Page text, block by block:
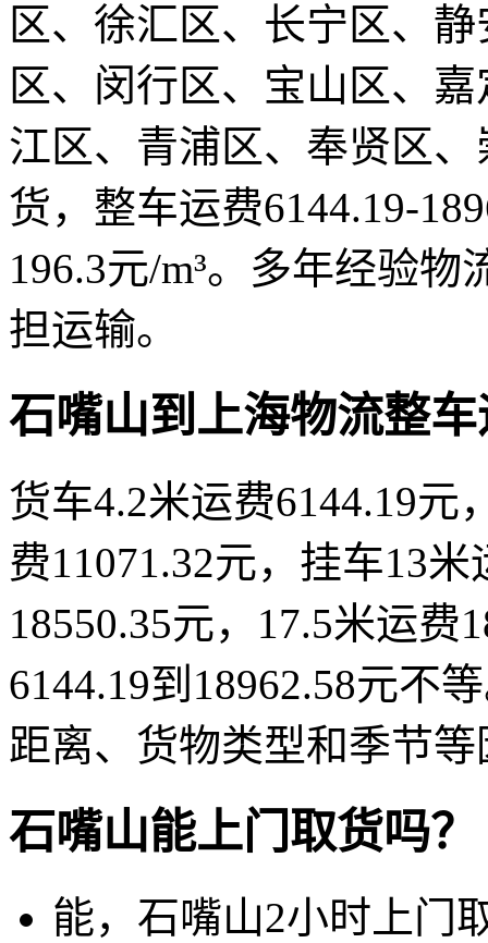
区、徐汇区、长宁区、
区、闵行区、宝山区、
江区、青浦区、奉贤区
货，整车运费6144.19-
196.3元/m³。多年经验
担运输。
石嘴山到上海物流整
货车4.2米运费6144.19元
费11071.32元，挂车13
18550.35元，17.5米运费
6144.19到18962.58元不
距离、货物类型和季节
石嘴山能上门取货吗？
能，石嘴山2小时上门